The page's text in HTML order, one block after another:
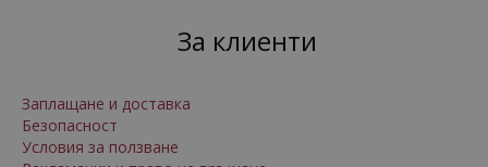
За клиенти
Заплащане и доставка
Безопасност
Условия за ползване